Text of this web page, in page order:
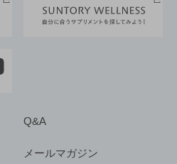
Q&A
メールマガジン